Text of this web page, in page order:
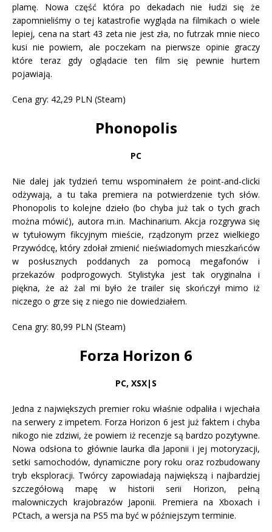
plamę. Nowa część która po dekadach nie łudzi się że
zapomnieliśmy o tej katastrofie wygląda na filmikach o wiele
lepiej, cena na start 43 zeta nie jest zła, no futrzak mnie nieco
kusi nie powiem, ale poczekam na pierwsze opinie graczy
które teraz gdy oglądacie ten film się pewnie hurtem
pojawiają.
Cena gry: 42,29 PLN (Steam)
Phonopolis
PC
Nie dalej jak tydzień temu wspominałem że point-and-clicki
odżywają, a tu taka premiera na potwierdzenie tych słów.
Phonopolis to kolejne dzieło (bo chyba już tak o tych grach
można mówić), autora m.in. Machinarium. Akcja rozgrywa się
w tytułowym fikcyjnym mieście, rządzonym przez wielkiego
Przywódcę, który zdołał zmienić nieświadomych mieszkańców
w posłusznych poddanych za pomocą megafonów i
przekazów podprogowych. Stylistyka jest tak oryginalna i
piękna, że aż żal mi było że trailer się skończył mimo iż
niczego o grze się z niego nie dowiedziałem.
Cena gry: 80,99 PLN (Steam)
Forza Horizon 6
PC, XSX|S
Jedna z największych premier roku właśnie odpaliła i wjechała
na serwery z impetem. Forza Horizon 6 jest już faktem i chyba
nikogo nie zdziwi, że powiem iż recenzje są bardzo pozytywne.
Nowa odsłona to głównie laurka dla Japonii i jej motoryzacji,
setki samochodów, dynamiczne pory roku oraz rozbudowany
tryb eksploracji. Twórcy zapowiadają największą i najbardziej
szczegółową mapę w historii serii Horizon, pełną
malowniczych krajobrazów Japonii. Premiera na Xboxach i
PCtach, a wersja na PS5 ma być w późniejszym terminie.